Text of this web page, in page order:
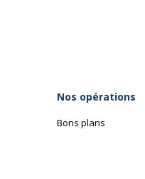
Nos opérations
Bons plans